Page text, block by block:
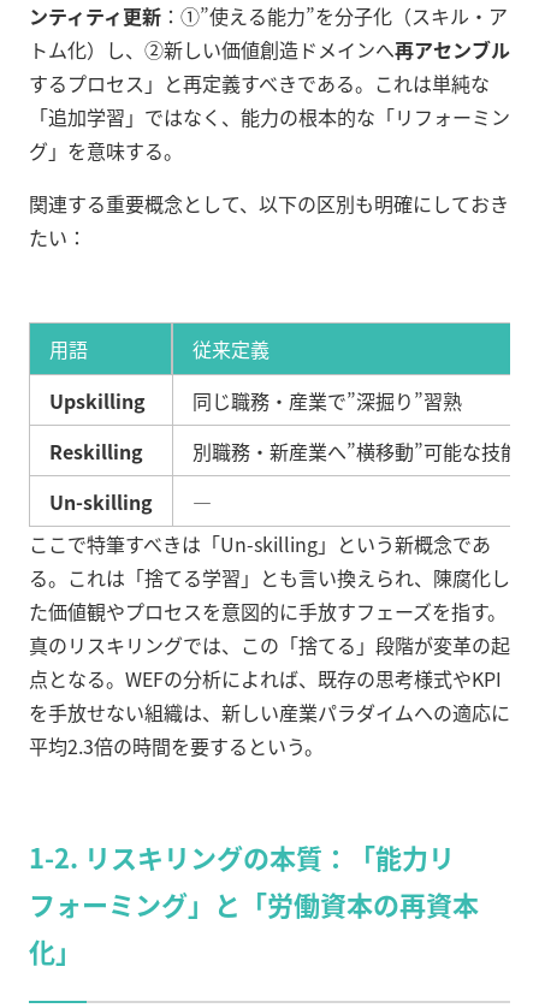
ンティティ更新 ：①”使える能力”を分子化（スキル・ア
トム化）し、②新しい価値創造ドメインへ再アセンブル
するプロセス」と再定義すべきである。これは単純な
「追加学習」ではなく、能力の根本的な「リフォーミン
グ」を意味する。
関連する重要概念として、以下の区別も明確にしておき
たい：
用語
従来定義
Upskilling
同じ職務・産業で”深掘り”習熟
Reskilling
別職務・新産業へ”横移動”可能な技能
Un-skilling
―
ここで特筆すべきは「Un-skilling」という新概念であ
る。これは「捨てる学習」とも言い換えられ、陳腐化し
た価値観やプロセスを意図的に手放すフェーズを指す。
真のリスキリングでは、この「捨てる」段階が変革の起
点となる。WEFの分析によれば、既存の思考様式やKPI
を手放せない組織は、新しい産業パラダイムへの適応に
平均2.3倍の時間を要するという。
1-2. リスキリングの本質：「能力リ
フォーミング」と「労働資本の再資本
化」